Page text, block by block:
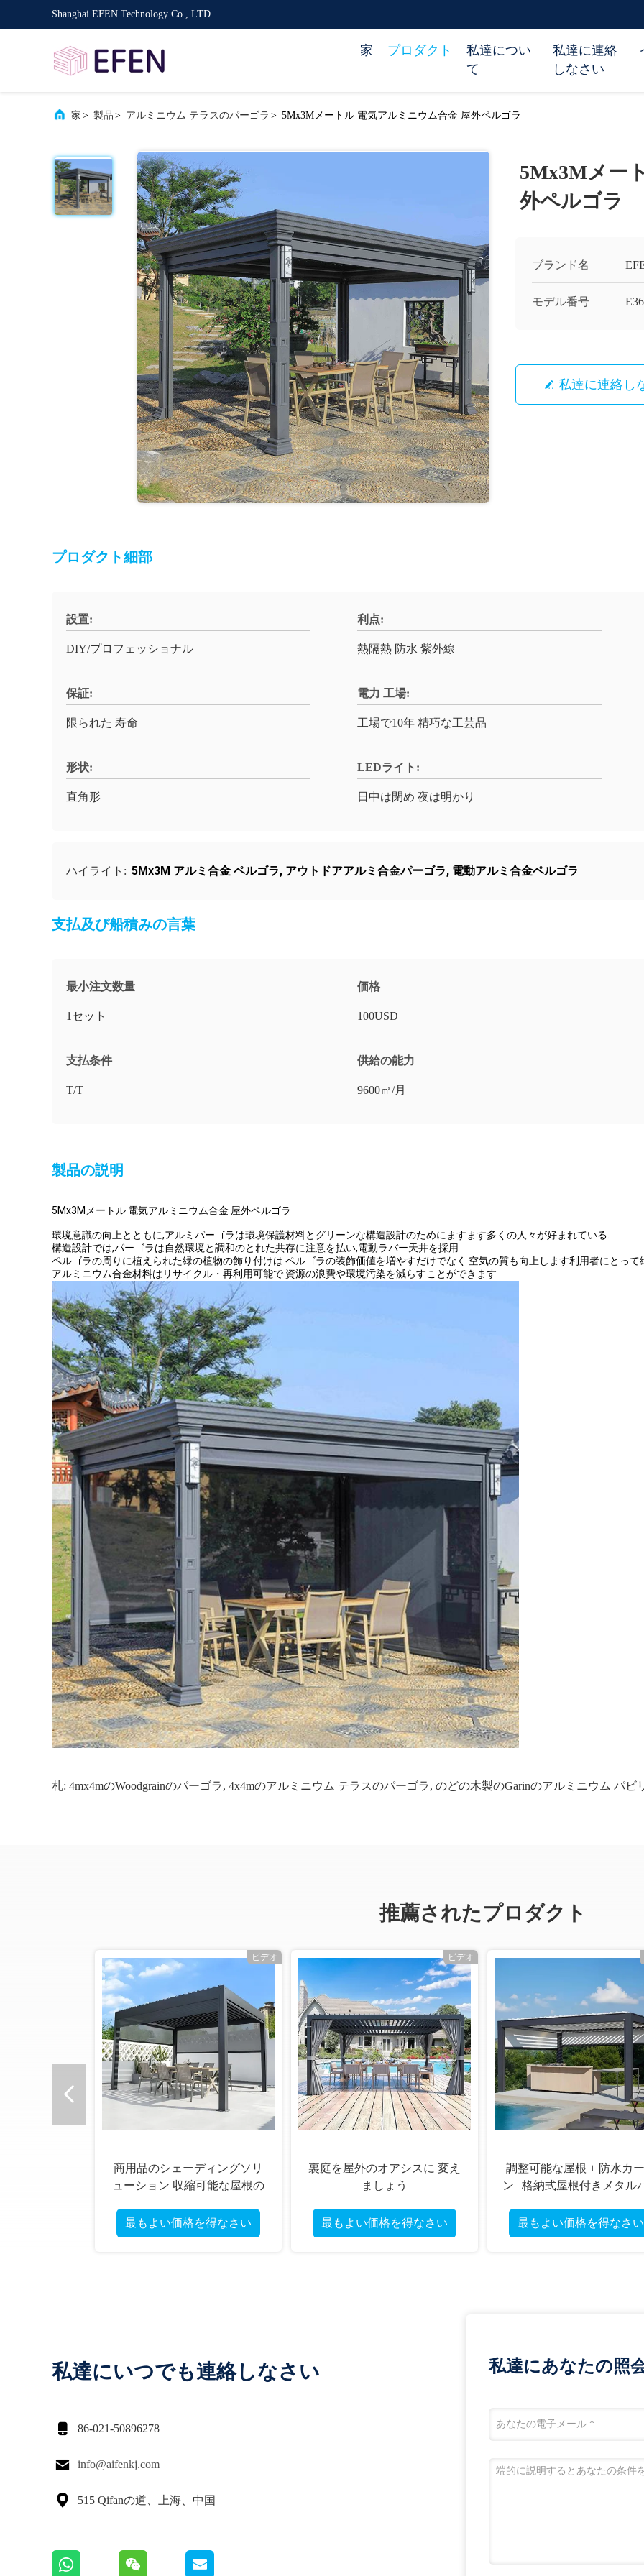
Shanghai EFEN Technology Co., LTD.
家 プロダクト
私達につい
て
私達に連絡
しなさい
家 > 製品 > アルミニウム テラスのパーゴラ > 5Mx3Mメートル 電気アルミニウム合金 屋外ペルゴラ
5Mx3Mメー
外ペルゴラ
ブランド名
モデル番号 E36
私達に連絡し
プロダクト細部
設置:
DIY/プロフェッショナル
利点:
熱隔熱 防水 紫外線
保証:
限られた 寿命
電力 工場:
工場で10年 精巧な工芸品
形状:
直角形
LEDライト:
日中は閉め 夜は明かり
ハイライト: 5Mx3M アルミ合金 ペルゴラ, アウトドアアルミ合金パーゴラ, 電動アルミ合金ペルゴラ
支払及び船積みの言葉
最小注文数量
1セット
価格
100USD
支払条件
T/T
供給の能力
9600㎡/月
製品の説明
5Mx3Mメートル 電気アルミニウム合金 屋外ペルゴラ
環境意識の向上とともに,アルミパーゴラは環境保護材料とグリーンな構造設計のためにますます多くの人々が好まれている.
構造設計では,パーゴラは自然環境と調和のとれた共存に注意を払い,電動ラバー天井を採用
ペルゴラの周りに植えられた緑の植物の飾り付けは ペルゴラの装飾価値を増やすだけでなく 空気の質も向上します利用者にとっ
アルミニウム合金材料はリサイクル・再利用可能で 資源の浪費や環境汚染を減らすことができます
札: 4mx4mのwoodgrainのパーゴラ, 4x4mのアルミニウム テラスのパーゴラ, のどの木製のgarinのアルミニウム パビ
推薦されたプロダクト
ビデオ
商用品のシェーディングソリ
ューション 収縮可能な屋根の
最もよい価格を得なさい
ビデオ
裏庭を屋外のオアシスに 変え
ましょう
最もよい価格を得なさい
調整可能な屋根 + 防水カ
ン | 格納式屋根付きメタル
最もよい価格を得なさい
私達にいつでも連絡しなさい
 86-021-50896278
 info@aifenkj.com
 515 Qifanの道、上海、中国
私達にあなたの照